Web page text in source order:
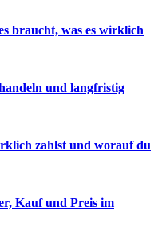
braucht, was es wirklich
und langfristig
zahlst und worauf du
Kauf und Preis im